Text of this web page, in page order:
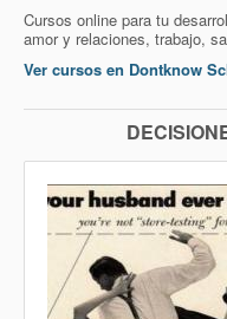
Cursos online para tu
amor y relaciones, trabajo,
Ver cursos en Dontknow